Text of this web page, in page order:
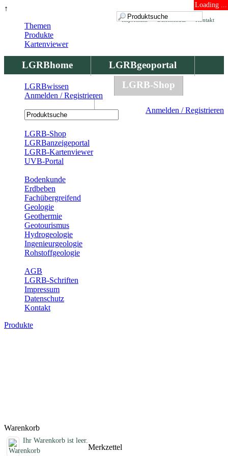
↑ Loading ...
Kontakt
Datenschutz
Impressum
LGRBhome
LGRBgeoportal
LGRBbohrungen
LGRB-Shop
Anmelden / Registrieren
Themen
Produkte
Kartenviewer
LGRBwissen
Anmelden / Registrieren
LGRB-Shop
LGRBanzeigeportal
LGRB-Kartenviewer
UVB-Portal
Bodenkunde
Erdbeben
Fachübergreifend
Geologie
Geothermie
Geotourismus
Hydrogeologie
Ingenieurgeologie
Rohstoffgeologie
AGB
LGRB-Schriften
Impressum
Datenschutz
Kontakt
Produkte
Warenkorb
Ihr Warenkorb ist leer.
Merkzettel